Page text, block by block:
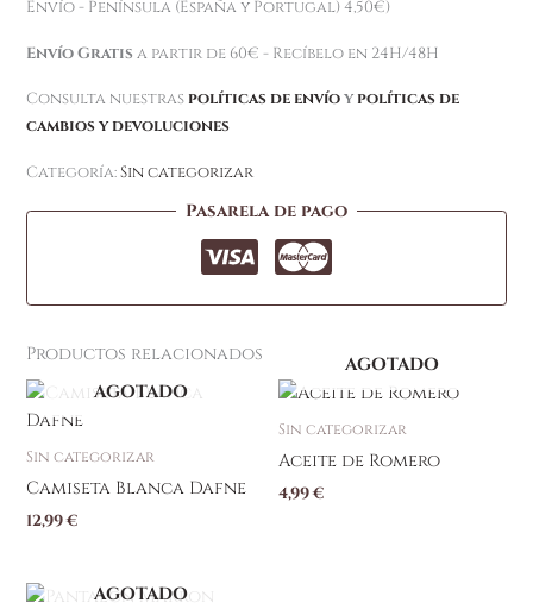
Envío - Península (España y Portugal) 4,50€)
Envío Gratis a partir de 60€ - Recíbelo en 24H/48H
Consulta nuestras políticas de envíoy políticas de
cambios y devoluciones
Categoría:Sin categorizar
Pasarela de pago
Productos relacionados
AGOTADO
Sin categorizar
Camiseta Blanca Dafne
12,99€
AGOTADO
Sin categorizar
Aceite de Romero
4,99€
AGOTADO
Este